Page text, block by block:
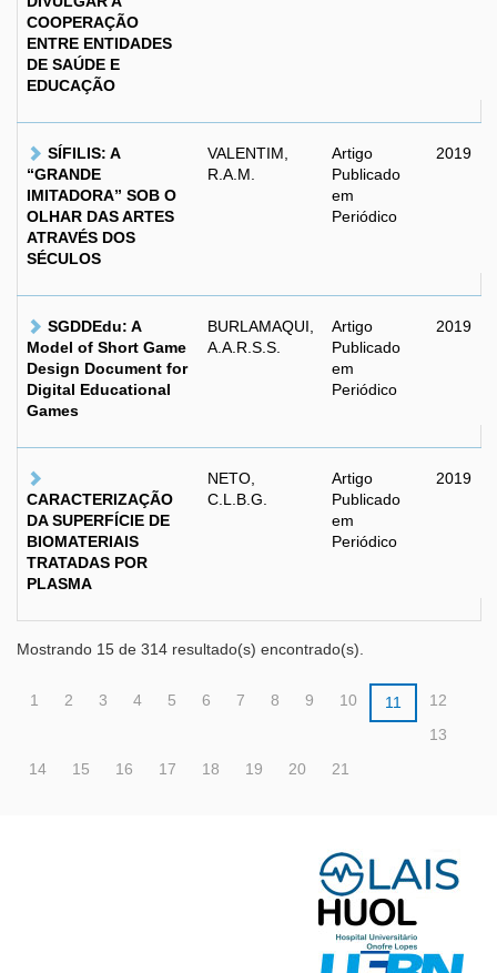
COOPERAÇÃO
ENTRE ENTIDADES
DE SAÚDE E
EDUCAÇÃO
SÍFILIS: A
“GRANDE
IMITADORA” SOB O
OLHAR DAS ARTES
ATRAVÉS DOS
SÉCULOS
VALENTIM,
R.A.M.
Artigo
Publicado
em
Periódico
2019
SGDDEdu: A
Model of Short Game
Design Document for
Digital Educational
Games
BURLAMAQUI,
A.A.R.S.S.
Artigo
Publicado
em
Periódico
2019
CARACTERIZAÇÃO
DA SUPERFÍCIE DE
BIOMATERIAIS
TRATADAS POR
PLASMA
NETO,
C.L.B.G.
Artigo
Publicado
em
Periódico
2019
Mostrando 15 de 314 resultado(s) encontrado(s).
1 2 3 4 5 6 7 8 9 10 11
12
13
14
15 16 17 18 19 20 21